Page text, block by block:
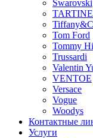
Swarovski
Tom Ford
Tommy
Trussardi
Valentin
VENTOE
Versace
Vogue
Woodys
Контактные
Услуги